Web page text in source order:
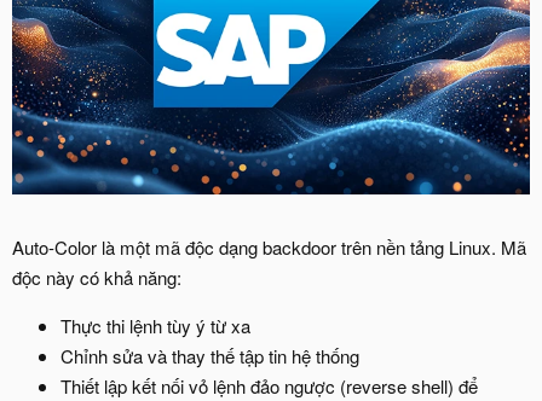
Auto-Color là một mã độc dạng backdoor trên nền tảng Linux. Mã
độc này có khả năng:
Thực thi lệnh tùy ý từ xa
Chỉnh sửa và thay thế tập tin hệ thống
Thiết lập kết nối vỏ lệnh đảo ngược (reverse shell) để